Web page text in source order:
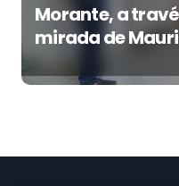
Morante, a
mirada de
belleza del
Malagueta